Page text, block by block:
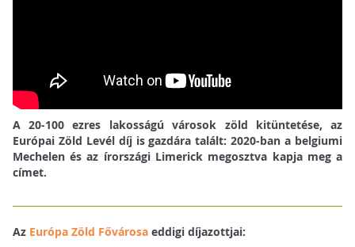
A 20-100 ezres lakosságú városok zöld kitüntetése, az
Európai Zöld Levél díj is gazdára talált: 2020-ban a belgiumi
Mechelen és az írországi Limerick megosztva kapja meg a
címet.
Az Európa Zöld Fővárosaeddigi díjazottjai: